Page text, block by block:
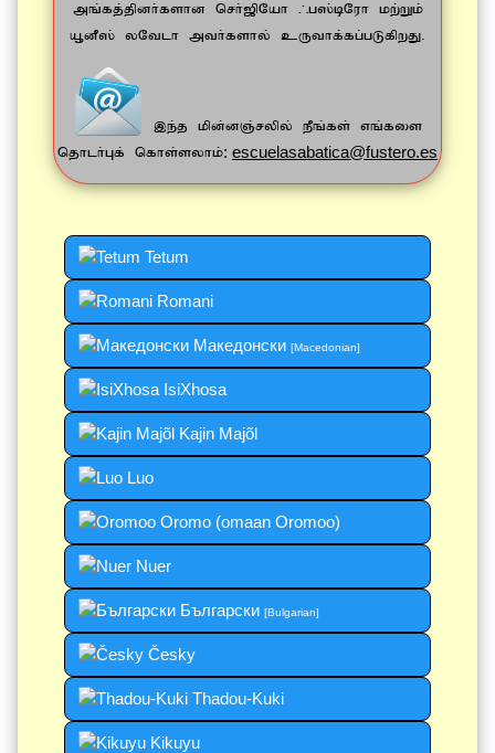
mq;fj;jpdh;fshd nrh;[pNah /g];bNuh kw;Wk;
A+dP]; yNtlh mth;fshy; cUthf;fg;gLfpwJ.
,e;j kpd;dQ;rypy; ePq;fs; vq;fis
njhlh;Gf; nfhs;syhk;: escuelasabatica@fustero.es
Tetum
Romani
Македонски [Macedonian]
IsiXhosa
Kajin Majõl
Luo
Oromo (omaan Oromoo)
Nuer
Български [Bulgarian]
Česky
Thadou-Kuki
Kikuyu